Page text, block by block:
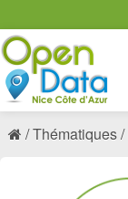
Thématiques